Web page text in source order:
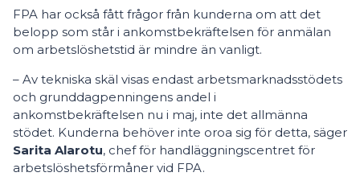
FPA har också fått frågor från kunderna om att det
belopp som står i ankomstbekräftelsen för anmälan
om arbetslöshetstid är mindre än vanligt.
– Av tekniska skäl visas endast arbetsmarknadsstödets
och grunddagpenningens andel i
ankomstbekräftelsen nu i maj, inte det allmänna
stödet. Kunderna behöver inte oroa sig för detta, säger
Sarita Alarotu, chef för handläggningscentret för
arbetslöshetsförmåner vid FPA.